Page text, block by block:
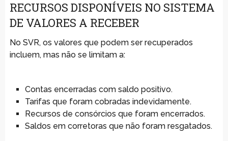
RECURSOS DISPONÍVEIS NO SISTEMA
DE VALORES A RECEBER
No SVR, os valores que podem ser recuperados
incluem, mas não se limitam a:
Contas encerradas com saldo positivo.
Tarifas que foram cobradas indevidamente.
Recursos de consórcios que foram encerrados.
Saldos em corretoras que não foram resgatados.